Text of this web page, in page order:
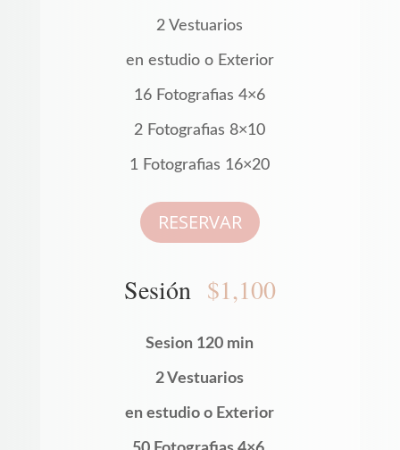
2 Vestuarios
en estudio o Exterior
16 Fotografias 4×6
2 Fotografias 8×10
1 Fotografias 16×20
RESERVAR
Sesión $1,100
Sesion 120 min
2 Vestuarios
en estudio o Exterior